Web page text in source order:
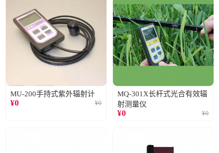
MU-200手持式紫外辐射计
¥0 ¥0
MQ-301X长杆式光合有效辐
射测量仪
¥0 ¥0